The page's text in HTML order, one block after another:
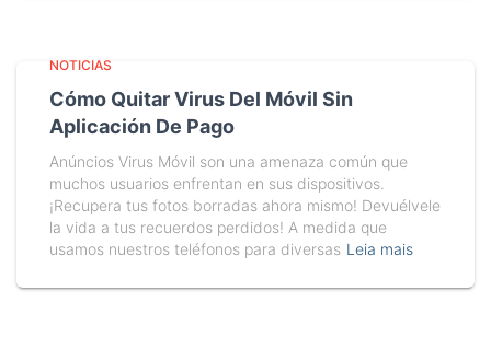
NOTICIAS
Cómo Quitar Virus Del Móvil Sin
Aplicación De Pago
Anúncios Virus Móvil son una amenaza común que
muchos usuarios enfrentan en sus dispositivos.
¡Recupera tus fotos borradas ahora mismo! Devuélvele
la vida a tus recuerdos perdidos! A medida que
usamos nuestros teléfonos para diversas Leia mais